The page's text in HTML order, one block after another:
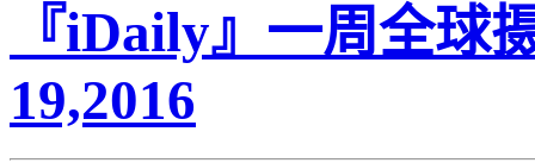
『iDaily』一周全球
19,2016